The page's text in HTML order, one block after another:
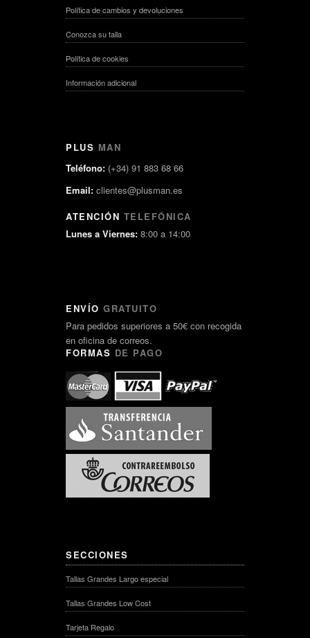
Política de cambios y devoluciones
Conozca su talla
Política de cookies
Información adicional
PLUS MAN
Teléfono: (+34) 91 883 68 66
Email: clientes@plusman.es
ATENCIÓN TELEFÓNICA
Lunes a Viernes: 8:00 a 14:00
ENVÍO GRATUITO
Para pedidos superiores a 50€ con recogida
en oficina de correos.
FORMAS DE PAGO
SECCIONES
Tallas Grandes Largo especial
Tallas Grandes Low Cost
Tarjeta Regalo